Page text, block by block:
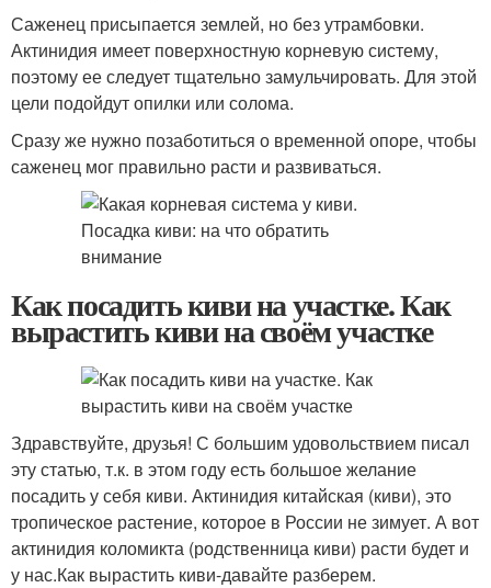
Саженец присыпается землей, но без утрамбовки.
Актинидия имеет поверхностную корневую систему,
поэтому ее следует тщательно замульчировать. Для этой
цели подойдут опилки или солома.
­Сразу же нужно позаботиться о временной опоре, чтобы
саженец мог правильно расти и развиваться.
Как посадить киви на участке. Как
вырастить киви на своём участке
Здравствуйте, друзья! С большим удовольствием писал
эту статью, т.к. в этом году есть большое желание
посадить у себя киви. Актинидия китайская (киви), это
тропическое растение, которое в России не зимует. А вот
актинидия коломикта (родственница киви) расти будет и
у нас.Как вырастить киви-давайте разберем.